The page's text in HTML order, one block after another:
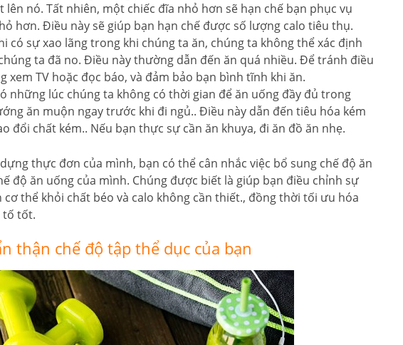
lên nó. Tất nhiên, một chiếc đĩa nhỏ hơn sẽ hạn chế bạn phục vụ
hơn. Điều này sẽ giúp bạn hạn chế được số lượng calo tiêu thụ.
có sự xao lãng trong khi chúng ta ăn, chúng ta không thể xác định
ta đã no. Điều này thường dẫn đến ăn quá nhiều. Để tránh điều
xem TV hoặc đọc báo, và đảm bảo bạn bình tĩnh khi ăn.
những lúc chúng ta không có thời gian để ăn uống đầy đủ trong
ăn muộn ngay trước khi đi ngủ.. Điều này dẫn đến tiêu hóa kém
đổi chất kém.. Nếu bạn thực sự cần ăn khuya, đi ăn đồ ăn nhẹ.
thực đơn của mình, bạn có thể cân nhắc việc bổ sung chế độ ăn
độ ăn uống của mình. Chúng được biết là giúp bạn điều chỉnh sự
cơ thể khỏi chất béo và calo không cần thiết., đồng thời tối ưu hóa
tố tốt.
thận chế độ tập thể dục của bạn